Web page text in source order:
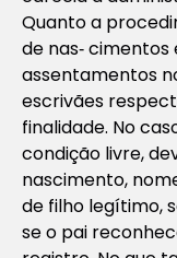
Quanto a
de nas‐
assentamentos
escrivães
finalidade. No
condição livre,
nascimento,
de filho legítimo,
se o pai